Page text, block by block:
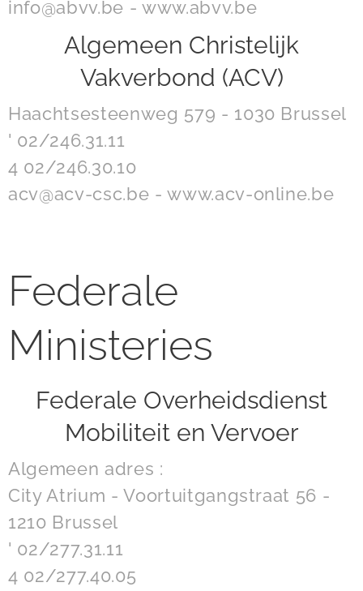
info@abvv.be - www.abvv.be
Algemeen Christelijk
Vakverbond (ACV)
Haachtsesteenweg 579 - 1030 Brussel
' 02/246.31.11
4 02/246.30.10
acv@acv-csc.be - www.acv-online.be
Federale
Ministeries
Federale Overheidsdienst
Mobiliteit en Vervoer
Algemeen adres :
City Atrium - Voortuitgangstraat 56 -
1210 Brussel
' 02/277.31.11
4 02/277.40.05